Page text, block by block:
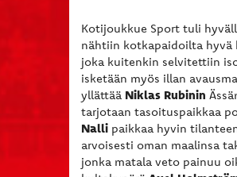
Kotijoukkue Sport tuli
nähtiin kotkapaidoilta hyvä
joka kuitenkin selvitettiin
isketään myös illan
yllättää Niklas Rubinin
tarjotaan tasoituspaikkaa
Nalli paikkaa hyvin
arvoisesti oman maalinsa
jonka matala veto painuu